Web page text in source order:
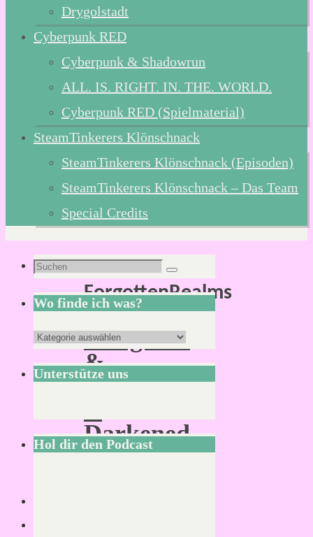
Drygolstadt
Cyberpunk RED
Cyberpunk & Shadowrun
ALL. IS. RIGHT. IN. THE. WORLD.
Cyberpunk RED (Spielmaterial)
SteamTinkerers Klönschnack
SteamTinkerers Klönschnack (Episoden)
SteamTinkerers Klönschnack – Das Team
Special Credits
Schlagwort:
ForgottenRealms
Dungeons
&
Dragons:
Darkened
Wish
Suchen
nach:
Suchen
Wo finde ich was?
Wo
finde
ich
Unterstütze uns
Hol dir den Podcast